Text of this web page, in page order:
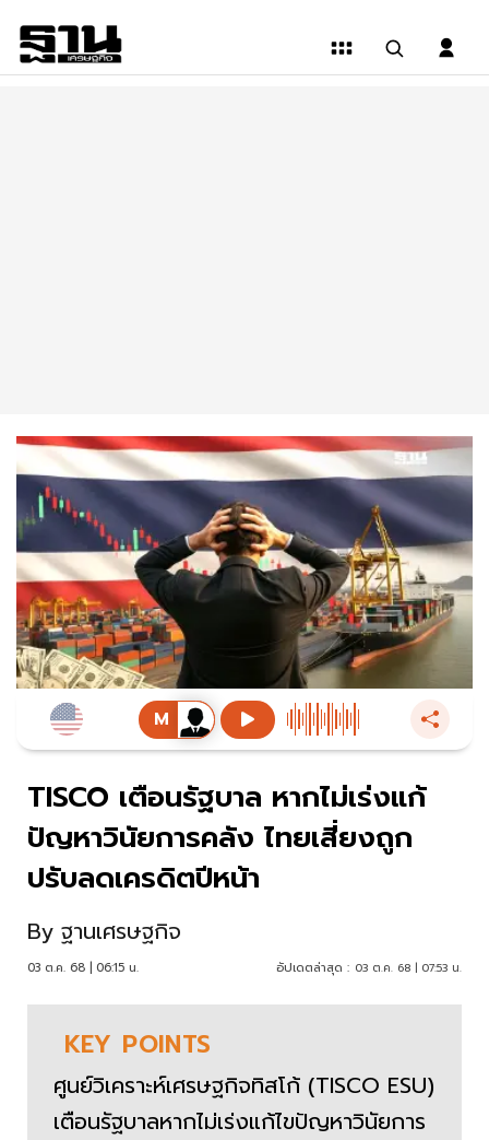
TISCO เตือนรัฐบาล หากไม่เร่งแก้
ปัญหาวินัยการคลัง ไทยเสี่ยงถูก
ปรับลดเครดิตปีหน้า
By ฐานเศรษฐกิจ
03 ต.ค. 68 | 06:15 น. อัปเดตล่าสุด : 03 ต.ค. 68 | 07:53 น.
KEY POINTS
ศูนย์วิเคราะห์เศรษฐกิจทิสโก้ (TISCO ESU)
เตือนรัฐบาลหากไม่เร่งแก้ไขปัญหาวินัยการ